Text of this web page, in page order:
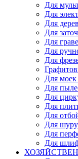
Для
Для
Для
Для
Для
Для
Для
Для моек
Для
Для
Для
Для
Для
Для
Для